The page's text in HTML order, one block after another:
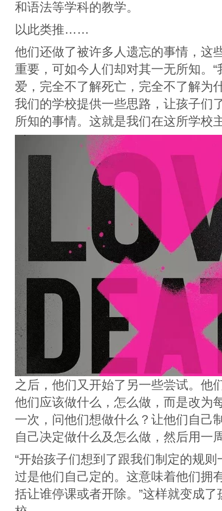
和语法等学科的教学。
以此类推……
他们还做了被许多人遗忘的事情，这
重要，可如今人们却对其一无所知。
爱，完全不了解死亡，完全不了解
我们的学校提供一些思路，让孩子们
所知的事情。这就是我们在这所学校
之后，他们又开始了另一些尝试。他
他们应该做什么，怎么做，而是改为
一次，问他们想做什么？让他们自己
自己决定做什么及怎么做，然后用一
“开始孩子们想到了跟我们制定的规
过是他们自己定的。这意味着他们拥
括让谁停课或者开除。”这样就变成